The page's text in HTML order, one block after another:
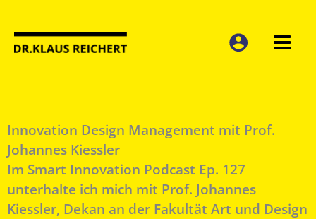
Inhalt
springen
Innovation Design Management mit Prof.
Johannes Kiessler
Im Smart Innovation Podcast Ep. 127
unterhalte ich mich mit Prof. Johannes
Kiessler, Dekan an der Fakultät Art und Design